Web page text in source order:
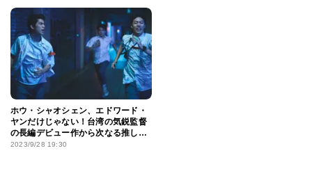
ホウ・シャオシェン、エドワード・
ヤンだけじゃない！台湾の気鋭監督
の長編デビュー作から次なる推し監
督を見つける
2023/9/28 19:30